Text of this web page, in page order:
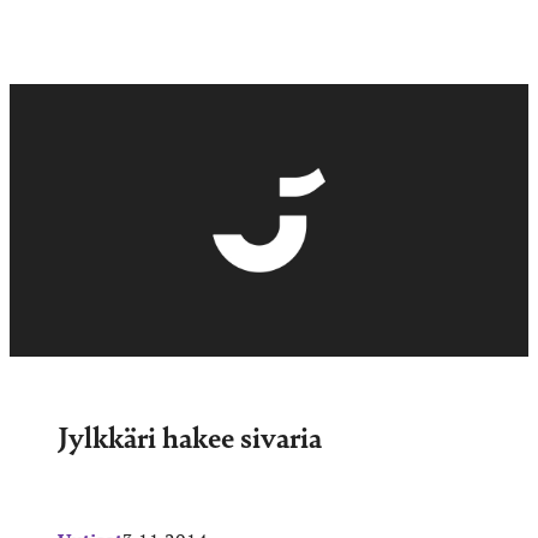
Jylkkäri hakee sivaria